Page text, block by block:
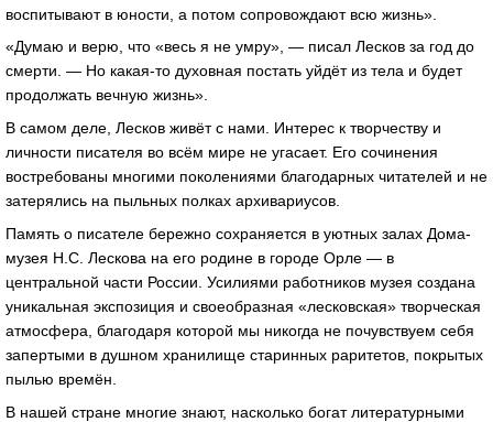
воспитывают в юности, а потом сопровождают всю жизнь».
«Думаю и верю, что «весь я не умру», — писал Лесков за год до
смерти. — Но какая-то духовная постать уйдёт из тела и будет
продолжать вечную жизнь».
В самом деле, Лесков живёт с нами. Интерес к творчеству и
личности писателя во всём мире не угасает. Его сочинения
востребованы многими поколениями благодарных читателей и не
затерялись на пыльных полках архивариусов.
Память о писателе бережно сохраняется в уютных залах Дома-
музея Н.С. Лескова на его родине в городе Орле — в
центральной части России. Усилиями работников музея создана
уникальная экспозиция и своеобразная «лесковская» творческая
атмосфера, благодаря которой мы никогда не почувствуем себя
запертыми в душном хранилище старинных раритетов, покрытых
пылью времён.
В нашей стране многие знают, насколько богат литературными